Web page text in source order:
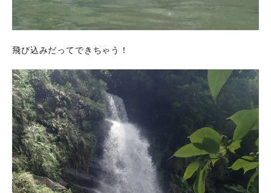
飛び込みだってできちゃう！